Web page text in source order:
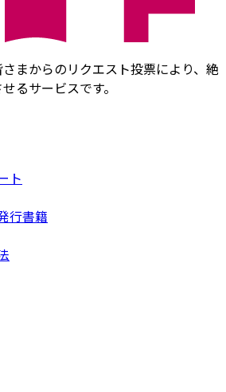
まからのリクエスト投票により、絶
るサービスです。
ト
行書籍